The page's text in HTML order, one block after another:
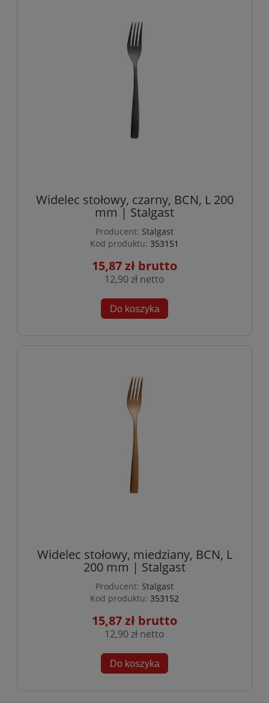
Widelec stołowy, czarny, BCN, L 200
mm | Stalgast
Producent: Stalgast
Kod produktu: 353151
15,87 zł
12,90 zł
Do koszyka
Widelec stołowy, miedziany, BCN, L
200 mm | Stalgast
Producent: Stalgast
Kod produktu: 353152
15,87 zł
12,90 zł
Do koszyka